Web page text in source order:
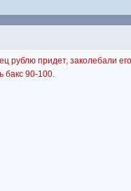
рублю придет, заколебали
бакс 90-100.